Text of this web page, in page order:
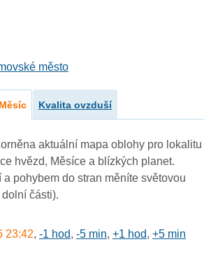
město
Kvalita ovzduší
aktuální mapa oblohy pro lokalitu
hvězd, Měsíce a blízkých planet.
a pohybem do stran měníte světovou
části).
23:42, -1 hod, -5 min, +1 hod, +5 min